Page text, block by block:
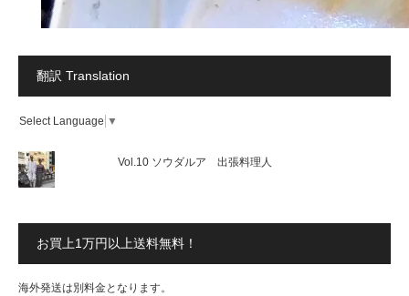
翻訳 Translation
Select Language ▼
Vol.10 ソウダルア 出張料理人
お買上1万円以上送料無料！
海外発送は別料金となります。